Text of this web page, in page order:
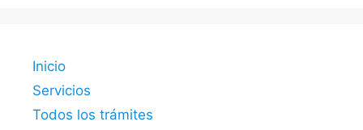
Inicio
Servicios
Todos los trámites